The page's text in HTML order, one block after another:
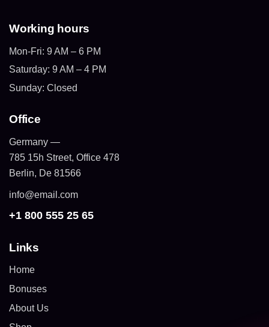
Working hours
Mon-Fri: 9 AM – 6 PM
Saturday: 9 AM – 4 PM
Sunday: Closed
Office
Germany —
785 15h Street, Office 478
Berlin, De 81566
info@email.com
+1 800 555 25 65
Links
Home
Bonuses
About Us